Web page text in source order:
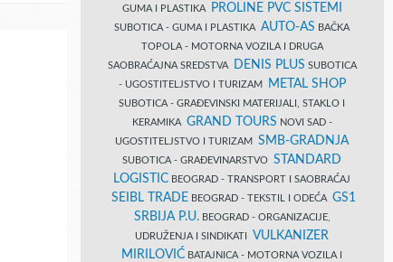
GUMA I PLASTIKA
PROLINE PVC SISTEMI
SUBOTICA - GUMA I PLASTIKA AUTO-AS BAČKA
TOPOLA - MOTORNA VOZILA I DRUGA
SAOBRAĆAJNA SREDSTVA
DENIS PLUS SUBOTICA
- UGOSTITELJSTVO I TURIZAM
METAL SHOP
SUBOTICA - GRAĐEVINSKI MATERIJALI, STAKLO I
KERAMIKA GRAND TOURS NOVI SAD -
UGOSTITELJSTVO I TURIZAM SMB-GRADNJA
SUBOTICA - GRAĐEVINARSTVO STANDARD
LOGISTIC BEOGRAD - TRANSPORT I SAOBRAĆAJ
SEIBL TRADE BEOGRAD - TEKSTIL I ODEĆA GS1
SRBIJA P.U.BEOGRAD - ORGANIZACIJE,
UDRUŽENJA I SINDIKATI VULKANIZER
MIRILOVIĆ BATAJNICA - MOTORNA VOZILA I